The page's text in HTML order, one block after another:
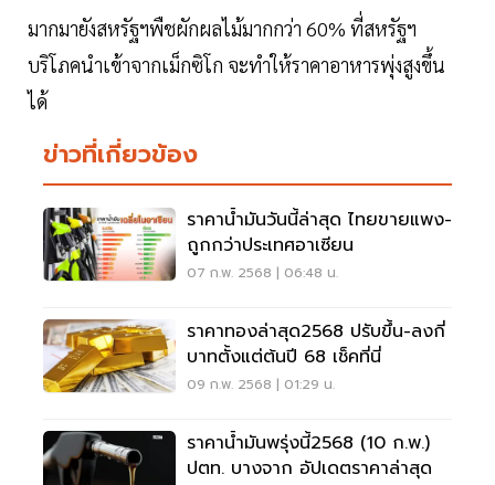
มากมายังสหรัฐฯพืชผักผลไม้มากกว่า 60% ที่สหรัฐฯ
บริโภคนำเข้าจากเม็กซิโก จะทำให้ราคาอาหารพุ่งสูงขึ้น
ได้
ข่าวที่เกี่ยวข้อง
ราคาน้ำมันวันนี้ล่าสุด ไทยขายแพง-
ถูกกว่าประเทศอาเซียน
07 ก.พ. 2568 | 06:48 น.
ราคาทองล่าสุด2568 ปรับขึ้น-ลงกี่
บาทตั้งแต่ต้นปี 68 เช็คที่นี่
09 ก.พ. 2568 | 01:29 น.
ราคาน้ำมันพรุ่งนี้2568 (10 ก.พ.)
ปตท. บางจาก อัปเดตราคาล่าสุด